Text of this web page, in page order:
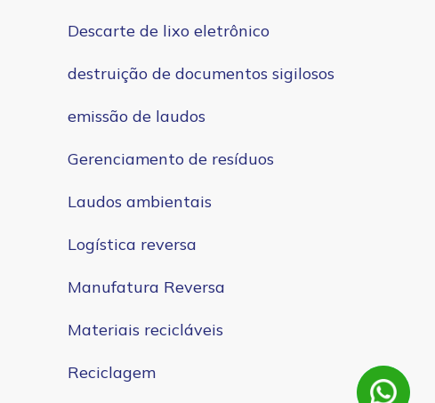
Descarte de lixo eletrônico
destruição de documentos sigilosos
emissão de laudos
Gerenciamento de resíduos
Laudos ambientais
Logística reversa
Manufatura Reversa
Materiais recicláveis
Reciclagem